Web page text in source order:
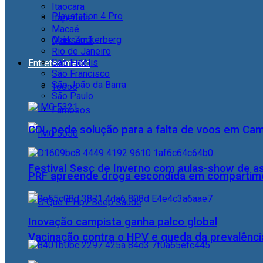
Playstation 4 Pro
Mark Zuckerberg
Entretenimento
Todos
Famosos
Festival Sesc de Inverno com aulas-show de
Vacinação contra o HPV e queda da
Itaocara
Itaperuna
Macaé
Quissamã
Rio de Janeiro
São Fidélis
São Francisco
São João da Barra
São Paulo
CDL pede solução para a falta de voos em
PRF apreende droga escondida em
Inovação campista ganha palco global